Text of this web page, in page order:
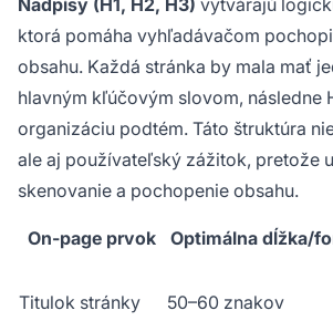
Nadpisy (H1, H2, H3) vytvárajú
ktorá pomáha vyhľadávačom
obsahu. Každá stránka by mala mať
hlavným kľúčovým slovom, následne
organizáciu podtém. Táto štruktúra
ale aj používateľský zážitok, pretože
skenovanie a pochopenie obsahu.
On-page prvok Optimálna dĺžka/
Titulok stránky 50–60 znakov